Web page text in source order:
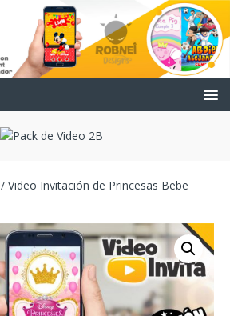
/ Video Invitación de Princesas Bebe